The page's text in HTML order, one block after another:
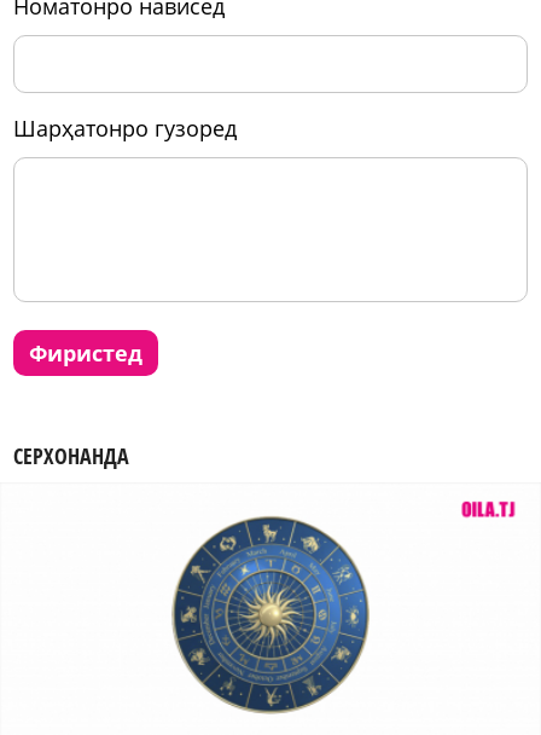
номатонро нависед
шарҳатонро гузоред
фиристед
СЕРХОНАНДА